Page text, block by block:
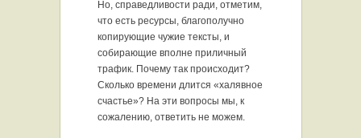
Но, справедливости ради, отметим,
что есть ресурсы, благополучно
копирующие чужие тексты, и
собирающие вполне приличный
трафик. Почему так происходит?
Сколько времени длится «халявное
счастье»? На эти вопросы мы, к
сожалению, ответить не можем.